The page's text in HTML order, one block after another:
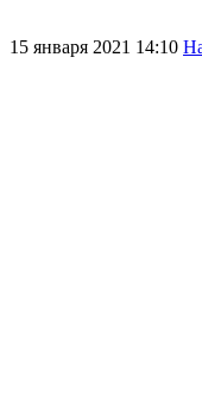
15 января 2021 14:10